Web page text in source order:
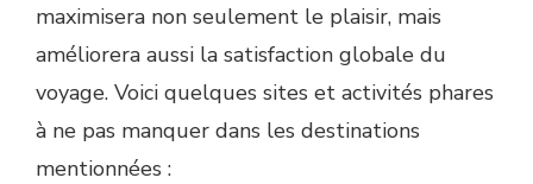
maximisera non seulement le plaisir, mais
améliorera aussi la satisfaction globale du
voyage. Voici quelques sites et activités phares
à ne pas manquer dans les destinations
mentionnées :